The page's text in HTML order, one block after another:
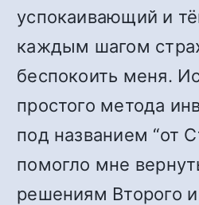
успокаивающий и
каждым шагом
беспокоить меня.
простого метода
под названием “от
помогло мне
решениям Второго и